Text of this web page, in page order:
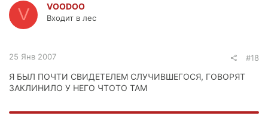
V VООDОО
Входит в лес
25 Янв 2007 #18
Я БЫЛ ПОЧТИ СВИДЕТЕЛЕМ СЛУЧИВШЕГОСЯ, ГОВОРЯТ
ЗАКЛИНИЛО У НЕГО ЧТОТО ТАМ